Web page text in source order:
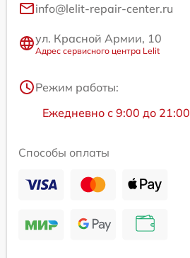
info@lelit-repair-center.ru
ул. Красной Армии, 10
Адрес сервисного центра Lelit
Режим работы:
Ежедневно с 9:00 до 21:00
Способы оплаты